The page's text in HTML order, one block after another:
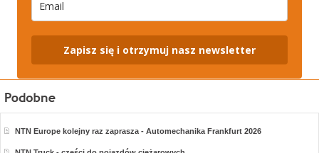
Zapisz się i otrzymuj nasz newsletter
NTN Europe kolejny raz zaprasza - Automechanika Frankfurt 2026